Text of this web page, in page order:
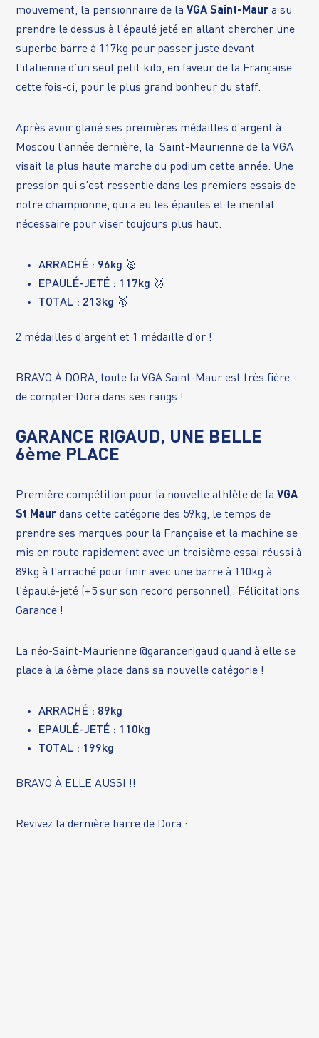
mouvement, la pensionnaire de laVGA Saint-Maur a su
prendre le dessus à l’épaulé jeté en allant chercher une
superbe barre à 117kg pour passer juste devant
l’italienne d’un seul petit kilo, en faveur de la Française
cette fois-ci, pour le plus grand bonheur du staff.
Après avoir glané ses premières médailles d’argent à
Moscou l’année dernière, la Saint-Maurienne de la VGA
visait la plus haute marche du podium cette année. Une
pression qui s’est ressentie dans les premiers essais de
notre championne, qui a eu les épaules et le mental
nécessaire pour viser toujours plus haut.
ARRACHÉ : 96kg 🥈
EPAULÉ-JETÉ : 117kg 🥈
TOTAL : 213kg 🥇
2 médailles d’argent et 1 médaille d’or !
BRAVO À DORA, toute la VGA Saint-Maur est très fière
de compter Dora dans ses rangs !
GARANCE RIGAUD, UNE BELLE
6ème PLACE
Première compétition pour la nouvelle athlète de la VGA
St Maurdans cette catégorie des 59kg, le temps de
prendre ses marques pour la Française et la machine se
mis en route rapidement avec un troisième essai réussi à
89kg à l’arraché pour finir avec une barre à 110kg à
l’épaulé-jeté (+5 sur son record personnel),. Félicitations
Garance !
La néo-Saint-Maurienne@garancerigaud quand à elle se
place à la 6ème place dans sa nouvelle catégorie !
ARRACHÉ : 89kg
EPAULÉ-JETÉ : 110kg
TOTAL : 199kg
BRAVO À ELLE AUSSI !!
Revivez la dernière barre de Dora :